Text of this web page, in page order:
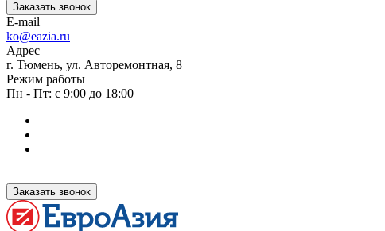
Заказать звонок
E-mail
ko@eazia.ru
Адрес
г. Тюмень, ул. Авторемонтная, 8
Режим работы
Пн - Пт: с 9:00 до 18:00
Заказать звонок